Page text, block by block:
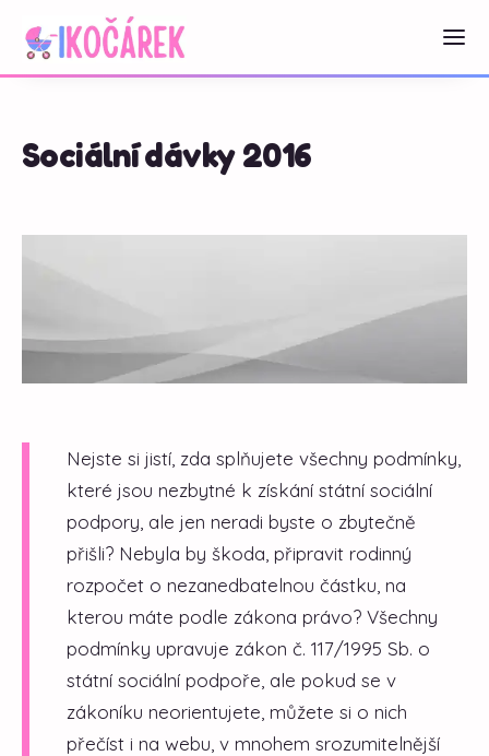
Sociální dávky 2016
Nejste si jistí, zda splňujete všechny podmínky,
které jsou nezbytné k získání státní sociální
podpory, ale jen neradi byste o zbytečně
přišli? Nebyla by škoda, připravit rodinný
rozpočet o nezanedbatelnou částku, na
kterou máte podle zákona právo? Všechny
podmínky upravuje zákon č. 117/1995 Sb. o
státní sociální podpoře, ale pokud se v
zákoníku neorientujete, můžete si o nich
přečíst i na webu, v mnohem srozumitelnější